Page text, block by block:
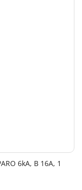
6kA, B 16A, 1